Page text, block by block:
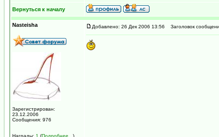
Вернуться к началу
Nasteisha
Зарегистрирован:
23.12.2006
Сообщения: 976
Награды: 1 (Подробнее... )
Добавлено: 26 Дек 2006 13:56 Заголовок